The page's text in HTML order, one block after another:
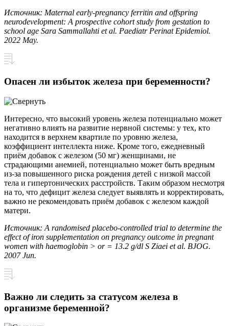
Источник: Maternal early-pregnancy ferritin and offspring
neurodevelopment: A prospective cohort study from gestation to
school age Sara Sammallahti et al. Paediatr Perinat Epidemiol.
2022 May.
Опасен ли избыток железа при беременности?
Интересно, что высокий уровень железа потенциально может
негативно влиять на развитие нервной системы: у тех, кто
находится в верхнем квартиле по уровню железа,
коэффициент интеллекта ниже. Кроме того, ежедневный
приём добавок с железом (50 мг) женщинами, не
страдающими анемией, потенциально может быть вредным
из-за повышенного риска рождения детей с низкой массой
тела и гипертонических расстройств. Таким образом несмотря
на то, что дефицит железа следует выявлять и корректировать,
важно не рекомендовать приём добавок с железом каждой
матери.
Источник: A randomised placebo-controlled trial to determine the
effect of iron supplementation on pregnancy outcome in pregnant
women with haemoglobin > or = 13.2 g/dl S Ziaei et al. BJOG.
2007 Jun.
Важно ли следить за статусом железа в
организме беременной?